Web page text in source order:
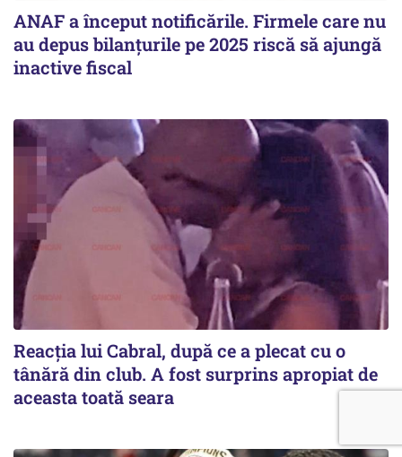
ANAF a început notificările. Firmele care nu
au depus bilanțurile pe 2025 riscă să ajungă
inactive fiscal
Reacția lui Cabral, după ce a plecat cu o
tânără din club. A fost surprins apropiat de
aceasta toată seara